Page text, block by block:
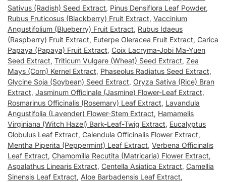
Sativus (Radish) Seed Extract, Pinus Densiflora Leaf Powder,
Rubus Fruticosus (Blackberry) Fruit Extract, Vaccinium
Angustifolium (Blueberry) Fruit Extract, Rubus Idaeus
(Raspberry) Fruit Extract, Euterpe Oleracea Fruit Extract, Carica
Papaya (Papaya) Fruit Extract, Coix Lacryma-Jobi Ma-Yuen
Seed Extract, Triticum Vulgare (Wheat) Seed Extract, Zea
Mays (Corn) Kernel Extract, Phaseolus Radiatus Seed Extract,
Glycine Soja (Soybean) Seed Extract, Oryza Sativa (Rice) Bran
Extract, Jasminum Officinale (Jasmine) Flower-Leaf Extract,
Rosmarinus Officinalis (Rosemary) Leaf Extract, Lavandula
Angustifolia (Lavender) Flower-Stem Extract, Hamamelis
Virginiana (Witch Hazel) Bark-Leaf-Twig Extract, Eucalyptus
Globulus Leaf Extract, Calendula Officinalis Flower Extract,
Mentha Piperita (Peppermint) Leaf Extract, Verbena Officinalis
Leaf Extract, Chamomilla Recutita (Matricaria) Flower Extract,
Aspalathus Linearis Extract, Centella Asiatica Extract, Camellia
Sinensis Leaf Extract, Aloe Barbadensis Leaf Extract,